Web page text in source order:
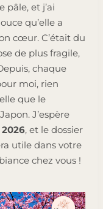
pâle, et j’ai
qu’elle a
cœur. C’était du
de plus fragile,
chaque
moi, rien
que le
J’espère
, et le dossier
utile dans votre
chez vous !